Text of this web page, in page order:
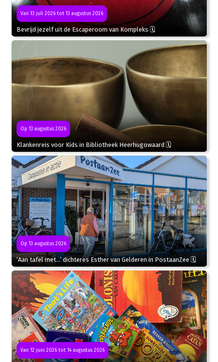
Van 13 juli 2026 tot 13 augustus 2026
Bevrijd jezelf uit de Escaperoom van Kompleks 🗓
Op 13 augustus 2026
Klankenreis voor Kids in Bibliotheek Heerhugowaard 🗓
Op 13 augustus 2026
‘Aan tafel met…’ dichteres Esther van Gelderen in PostaanZee 🗓
Van 12 juni 2026 tot 14 augustus 2026